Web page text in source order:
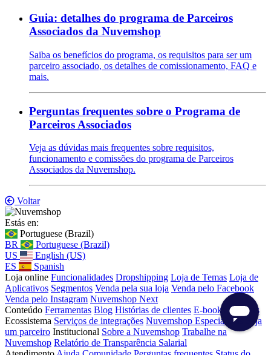
Guia: detalhes do programa de Parceiros
Associados da Nuvemshop
Saiba os benefícios do programa, os requisitos para ser um
parceiro associado, os detalhes de comissionamento, FAQ e
mais.
Perguntas frequentes sobre o Programa de
Parceiros Associados
Veja as dúvidas mais frequentes sobre requisitos,
funcionamento e comissões do programa de Parceiros
Associados da Nuvemshop.
Voltar
Estás en:
Portuguese (Brazil)
BR
Portuguese (Brazil)
US
English (US)
ES
Spanish
Loja online Funcionalidades Dropshipping Loja de Temas Loja de
Aplicativos Segmentos Venda pela sua loja Venda pelo Facebook
Venda pelo Instagram Nuvemshop Next
Conteúdo Ferramentas Blog Histórias de clientes E-books
Banners
Ecossistema Serviços de integrações Nuvemshop Especialistas
Seja
um parceiro Institucional Sobre a Nuvemshop Trabalhe na
Nuvemshop Relatório de Transparência Salarial